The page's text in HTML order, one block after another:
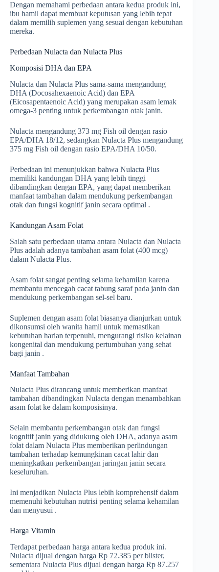
Dengan memahami perbedaan antara kedua produk ini,
ibu hamil dapat membuat keputusan yang lebih tepat
dalam memilih suplemen yang sesuai dengan kebutuhan
mereka.
Perbedaan Nulacta dan Nulacta Plus
Komposisi DHA dan EPA
Nulacta dan Nulacta Plus sama-sama mengandung
DHA (Docosahexaenoic Acid) dan EPA
(Eicosapentaenoic Acid) yang merupakan asam lemak
omega-3 penting untuk perkembangan otak janin.
Nulacta mengandung 373 mg Fish oil dengan rasio
EPA/DHA 18/12, sedangkan Nulacta Plus mengandung
375 mg Fish oil dengan rasio EPA/DHA 10/50.
Perbedaan ini menunjukkan bahwa Nulacta Plus
memiliki kandungan DHA yang lebih tinggi
dibandingkan dengan EPA, yang dapat memberikan
manfaat tambahan dalam mendukung perkembangan
otak dan fungsi kognitif janin secara optimal .
Kandungan Asam Folat
Salah satu perbedaan utama antara Nulacta dan Nulacta
Plus adalah adanya tambahan asam folat (400 mcg)
dalam Nulacta Plus.
Asam folat sangat penting selama kehamilan karena
membantu mencegah cacat tabung saraf pada janin dan
mendukung perkembangan sel-sel baru.
Suplemen dengan asam folat biasanya dianjurkan untuk
dikonsumsi oleh wanita hamil untuk memastikan
kebutuhan harian terpenuhi, mengurangi risiko kelainan
kongenital dan mendukung pertumbuhan yang sehat
bagi janin .
Manfaat Tambahan
Nulacta Plus dirancang untuk memberikan manfaat
tambahan dibandingkan Nulacta dengan menambahkan
asam folat ke dalam komposisinya.
Selain membantu perkembangan otak dan fungsi
kognitif janin yang didukung oleh DHA, adanya asam
folat dalam Nulacta Plus memberikan perlindungan
tambahan terhadap kemungkinan cacat lahir dan
meningkatkan perkembangan jaringan janin secara
keseluruhan.
Ini menjadikan Nulacta Plus lebih komprehensif dalam
memenuhi kebutuhan nutrisi penting selama kehamilan
dan menyusui .
Harga Vitamin
Terdapat perbedaan harga antara kedua produk ini.
Nulacta dijual dengan harga Rp 72.385 per blister,
sementara Nulacta Plus dijual dengan harga Rp 87.257